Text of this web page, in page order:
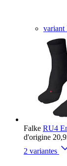
variant
Falke RU4
d'origine
2 variantes